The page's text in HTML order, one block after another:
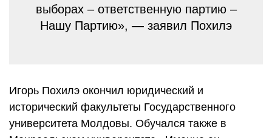
выборах – ответственную партию –
Нашу Партию», — заявил Похилэ
Игорь Похилэ окончил юридический и
исторический факультеты Государственного
университета Молдовы. Обучался также в